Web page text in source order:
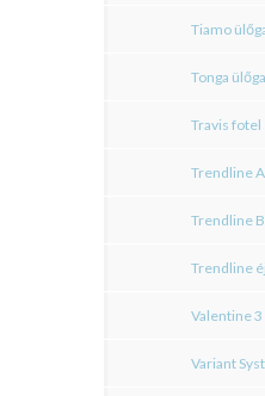
Tiamo
Tonga
Travis fotel
Trendline
Trendline
Trendline
Valentine
Variant